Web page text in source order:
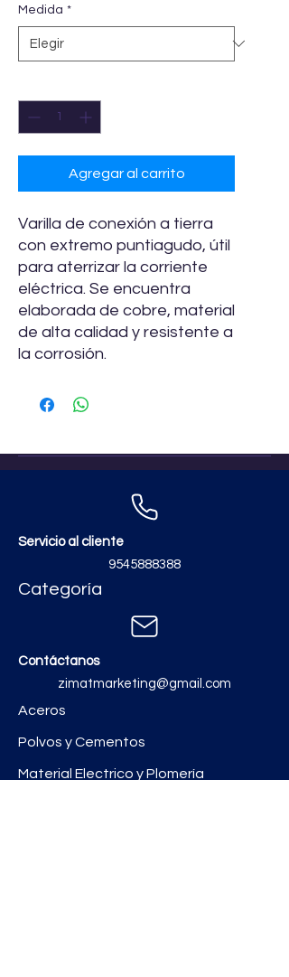
Medida *
Agregar al carrito
Varilla de conexión a tierra
con extremo puntiagudo, útil
para aterrizar la corriente
eléctrica. Se encuentra
elaborada de cobre, material
de alta calidad y resistente a
la corrosión.
Servicio al cliente
9545888388
Categoría
Contáctanos
zimatmarketing@gmail.com
Aceros
Polvos y Cementos
Material Electrico y Plomería